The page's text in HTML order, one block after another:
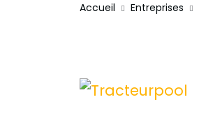
Accueil Entreprises